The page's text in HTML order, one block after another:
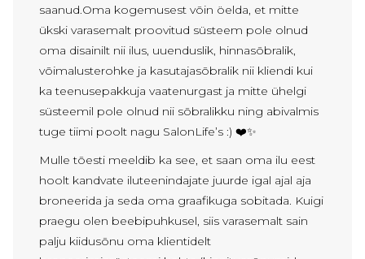
saanud.Oma kogemusest võin öelda, et mitte
ükski varasemalt proovitud süsteem pole olnud
oma disainilt nii ilus, uuenduslik, hinnasõbralik,
võimalusterohke ja kasutajasõbralik nii kliendi kui
ka teenusepakkuja vaatenurgast ja mitte ühelgi
süsteemil pole olnud nii sõbralikku ning abivalmis
tuge tiimi poolt nagu SalonLife’s :) ❤️✨
Mulle tõesti meeldib ka see, et saan oma ilu eest
hoolt kandvate iluteenindajate juurde igal ajal aja
broneerida ja seda oma graafikuga sobitada. Kuigi
praegu olen beebipuhkusel, siis varasemalt sain
palju kiidusõnu oma klientidelt